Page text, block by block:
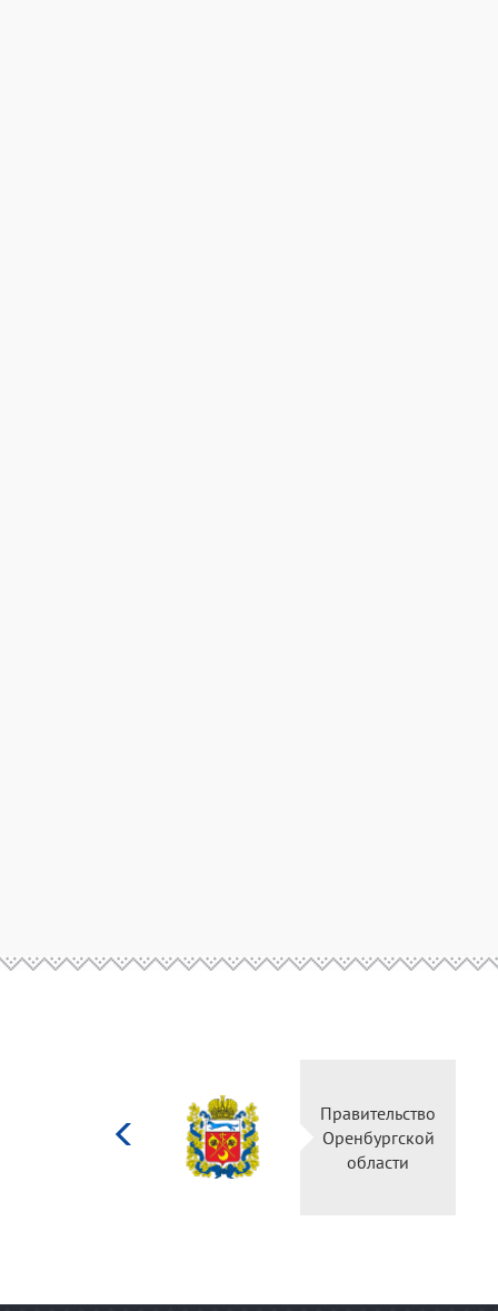
культуры
Российской
Правительство
Оренбургской
области